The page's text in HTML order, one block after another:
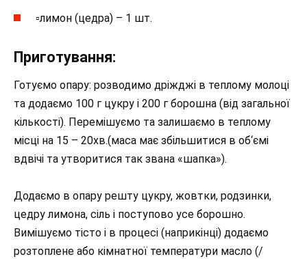
▫️лимон (цедра) – 1 шт.
Приготування:
Готуємо опару: розводимо дріжджі в теплому молоці
та додаємо 100 г цукру і 200 г борошна (від загальної
кількості). Перемішуємо та залишаємо в теплому
місці на 15 – 20хв.(маса має збільшитися в об‘ємі
вдвічі та утворитися так звана «шапка»).
Додаємо в опару решту цукру, жовтки, родзинки,
цедру лимона, сіль і поступово усе борошно.
Вимішуємо тісто і в процесі (наприкінці) додаємо
розтоплене або кімнатної температури масло (/